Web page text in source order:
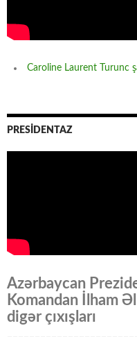
Caroline Laurent Turunc
PRESİDENTAZ
Azərbaycan
Komandan İlham
digər çıxışları